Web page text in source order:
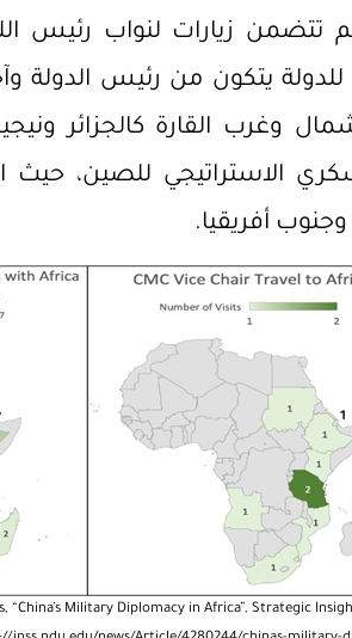
تتضمن زيارات لنواب رئيس
للدولة يتكون من رئيس الدولة
وغرب القارة كالجزائر
الاستراتيجي للصين،
أفريقيا.
“China’s Military Diplomacy in Africa”, Strategic